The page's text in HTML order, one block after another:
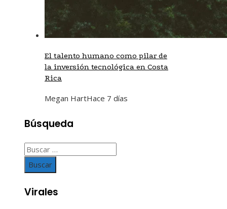
El talento humano como pilar de
la inversión tecnológica en Costa
Rica
Megan HartHace 7 días
Búsqueda
Buscar:
Virales